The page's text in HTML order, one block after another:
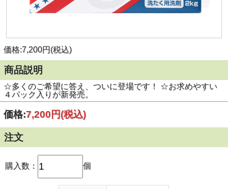
価格:7,200円(税込)
商品説明
☆多くのご希望に答え、ついに登場です！ ☆お求めやすい
４パック入りが新発売。
価格:7,200円(税込)
注文
購入数： 個